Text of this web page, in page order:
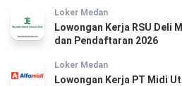
Loker Medan
Lowongan Kerja RSU Deli
dan Pendaftaran 2026
Loker Medan
Lowongan Kerja PT Midi